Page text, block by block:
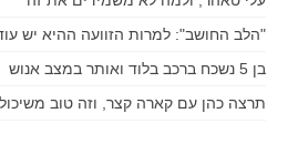
"הלב החושב": למרות הזוועה ההיא יש
בן 5 נשכח ברכב בלוד ואותר במצב אנוש
תרצה כהן עם קארה קצר, וזה טוב